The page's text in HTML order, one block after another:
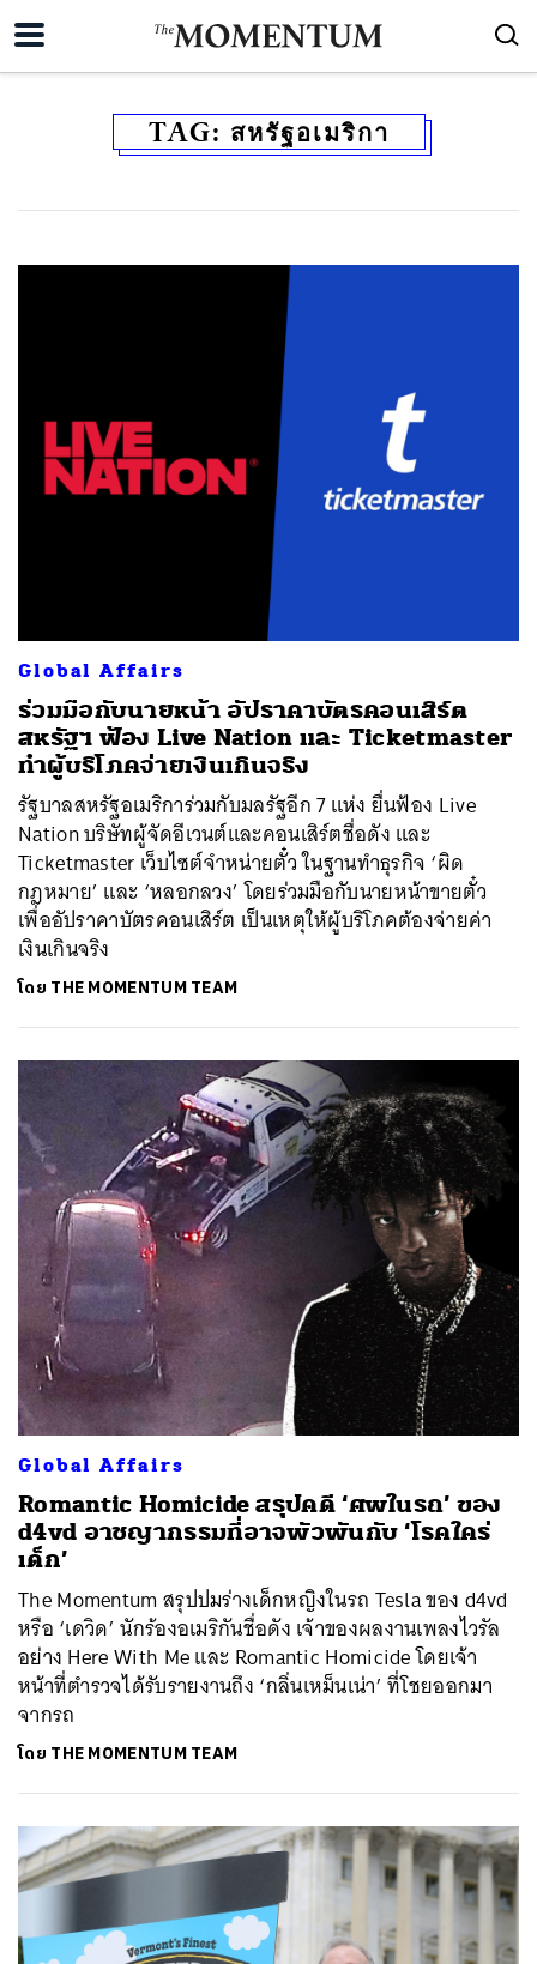
TAG: สหรัฐอเมริกา
Global Affairs
ร่วมมือกับนายหน้า อัปราคาบัตรคอนเสิร์ต
สหรัฐฯ ฟ้อง Live Nation และ Ticketmaster
ทำผู้บริโภคจ่ายเงินเกินจริง
รัฐบาลสหรัฐอเมริการ่วมกับมลรัฐอีก 7 แห่ง ยื่นฟ้อง Live
Nation บริษัทผู้จัดอีเวนต์และคอนเสิร์ตชื่อดัง และ
Ticketmaster เว็บไซต์จำหน่ายตั๋ว ในฐานทำธุรกิจ ‘ผิด
กฎหมาย’ และ ‘หลอกลวง’ โดยร่วมมือกับนายหน้าขายตั๋ว
เพื่ออัปราคาบัตรคอนเสิร์ต เป็นเหตุให้ผู้บริโภคต้องจ่ายค่า
เงินเกินจริง
โดย THE MOMENTUM TEAM
Global Affairs
Romantic Homicide สรุปคดี ‘ศพในรถ’ ของ
d4vd อาชญากรรมที่อาจพัวพันกับ ‘โรคใคร่
เด็ก’
The Momentum สรุปปมร่างเด็กหญิงในรถ Tesla ของ d4vd
หรือ ‘เดวิด’ นักร้องอเมริกันชื่อดัง เจ้าของผลงานเพลงไวรัล
อย่าง Here With Me และ Romantic Homicide โดยเจ้า
หน้าที่ตำรวจได้รับรายงานถึง ‘กลิ่นเหม็นเน่า’ ที่โชยออกมา
จากรถ
โดย THE MOMENTUM TEAM